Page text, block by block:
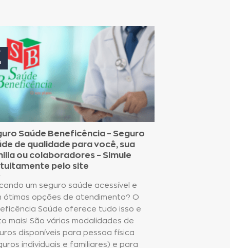
Saúde Beneficência – Seguro
de qualidade para você, sua
ou colaboradores – Simule
pelo site
um seguro saúde acessível e
ótimas opções de atendimento? O
Saúde oferece tudo isso e
mais! São várias modalidades de
disponíveis para pessoa física
individuais e familiares) e para